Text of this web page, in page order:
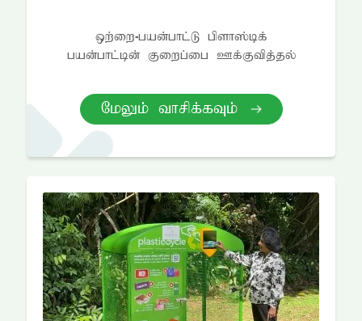
xw;iw-gad;ghl;L gpsh];bf;
gad;ghl;bd; Fiwg;ig Cf;Ftpj;jy;
NkYk; thrpf;fTk;